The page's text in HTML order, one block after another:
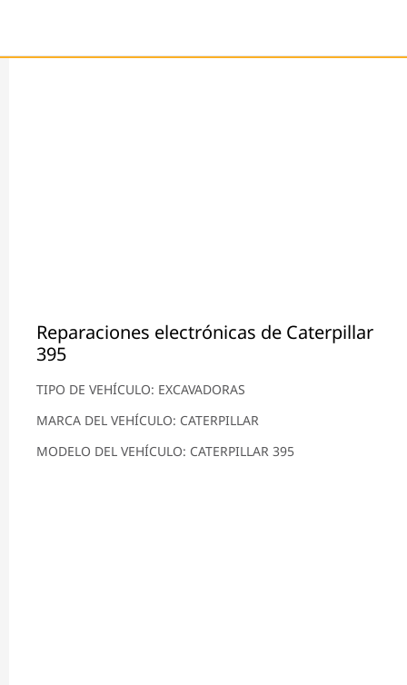
Reparaciones electrónicas de Caterpillar
395
TIPO DE VEHÍCULO: EXCAVADORAS
MARCA DEL VEHÍCULO: CATERPILLAR
MODELO DEL VEHÍCULO: CATERPILLAR 395